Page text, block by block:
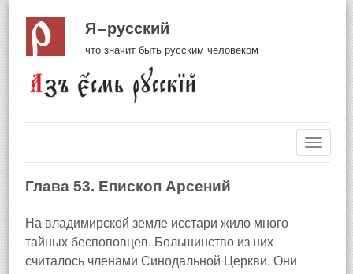
Я русский
что значит быть русским человеком
Глава 53. Епископ Арсений
На владимирской земле исстари жило много
тайных беспоповцев. Большинство из них
считалось членами Синодальной Церкви. Они